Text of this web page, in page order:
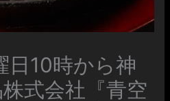
日10時から神
式会社『青空